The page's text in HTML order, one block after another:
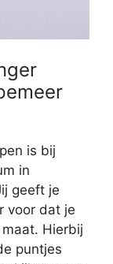
is bij
in
geeft je
voor dat je
Hierbij
puntjes